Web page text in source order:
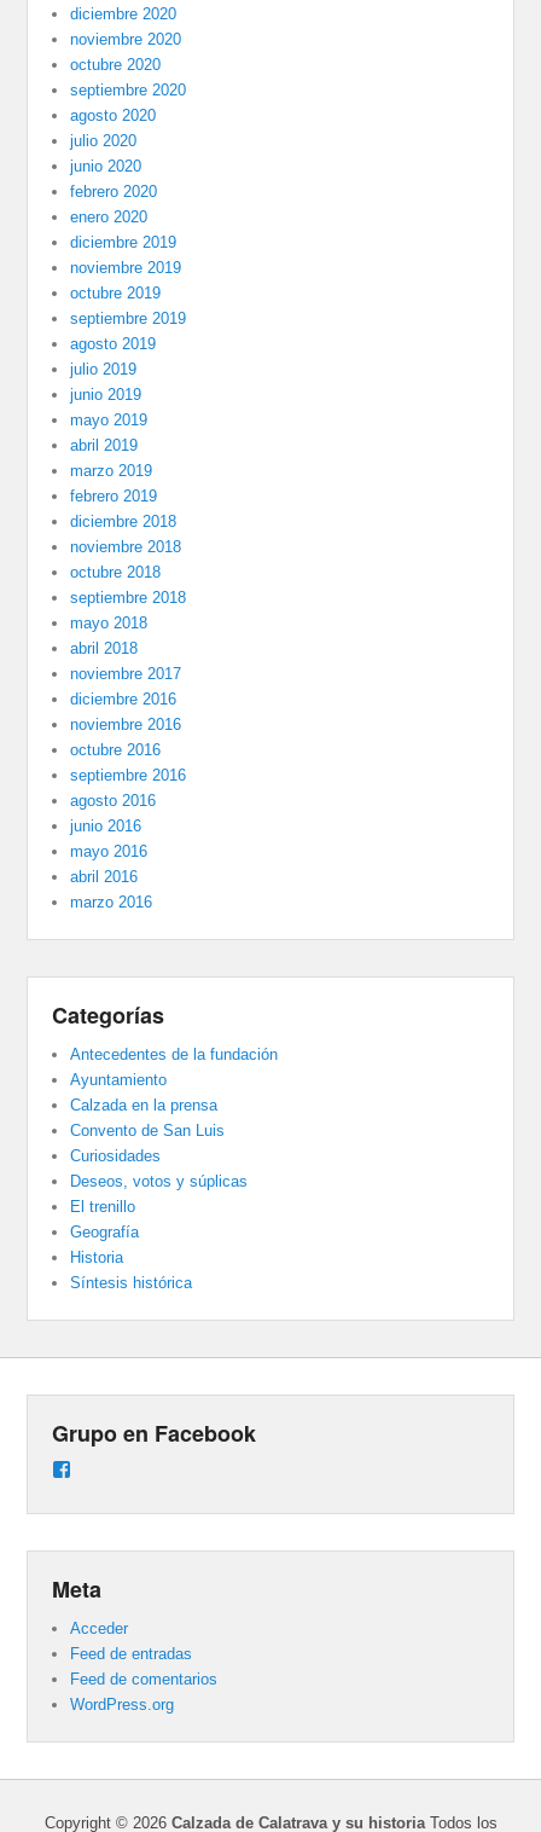
diciembre 2020
noviembre 2020
octubre 2020
septiembre 2020
agosto 2020
julio 2020
junio 2020
febrero 2020
enero 2020
diciembre 2019
noviembre 2019
octubre 2019
septiembre 2019
agosto 2019
julio 2019
junio 2019
mayo 2019
abril 2019
marzo 2019
febrero 2019
diciembre 2018
noviembre 2018
octubre 2018
septiembre 2018
mayo 2018
abril 2018
noviembre 2017
diciembre 2016
noviembre 2016
octubre 2016
septiembre 2016
agosto 2016
junio 2016
mayo 2016
abril 2016
marzo 2016
Categorías
Antecedentes de la fundación
Ayuntamiento
Calzada en la prensa
Convento de San Luis
Curiosidades
Deseos, votos y súplicas
El trenillo
Geografía
Historia
Síntesis histórica
Grupo en Facebook
Meta
Acceder
Feed de entradas
Feed de comentarios
WordPress.org
Copyright © 2026 Calzada de Calatrava y su historiaTodos los